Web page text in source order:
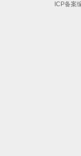
ICP备案